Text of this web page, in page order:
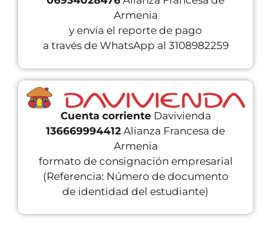
Armenia
y envía el reporte de pago
a través de WhatsApp al 3108982259
Cuenta corrienteDavivienda
136669994412 Alianza Francesa de
Armenia
formato de consignación empresarial
(Referencia: Número de documento
de identidad del estudiante)
PRESENCIAL